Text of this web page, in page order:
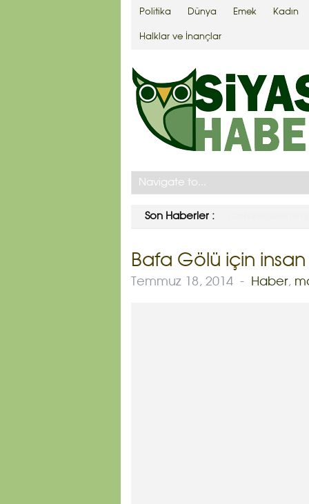
Politika Dünya Emek Kadın
Halklar ve İnançlar
Son Haberler :
Bafa Gölü için insan
Temmuz 18, 2014 - Haber,